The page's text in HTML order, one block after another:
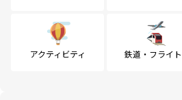
アクティビティ 鉄道・フライト